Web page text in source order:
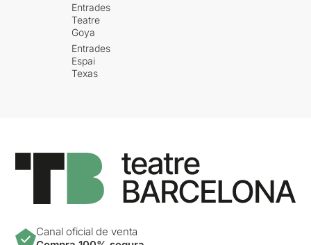
Entrades
Teatre
Goya
Entrades
Espai
Texas
Canal oficial de venta